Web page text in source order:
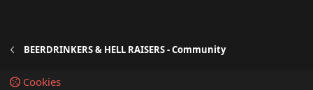
BEERDRINKERS & HELL RAISERS - Community
Cookies